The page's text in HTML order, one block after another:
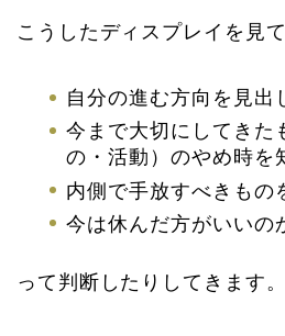
こうしたディスプレイを見て
自分の進む方向を見出
今まで大切にしてきた
の・活動）のやめ時を
内側で手放すべきもの
今は休んだ方がいいの
って判断したりしてきます。